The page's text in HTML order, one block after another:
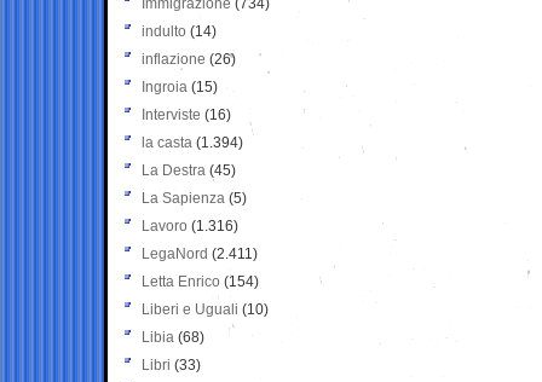
Immigrazione (734)
indulto (14)
inflazione (26)
Ingroia (15)
Interviste (16)
la casta (1.394)
La Destra (45)
La Sapienza (5)
Lavoro (1.316)
LegaNord (2.411)
Letta Enrico (154)
Liberi e Uguali (10)
Libia (68)
Libri (33)